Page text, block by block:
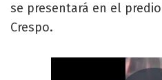
se presentará en el
Crespo.